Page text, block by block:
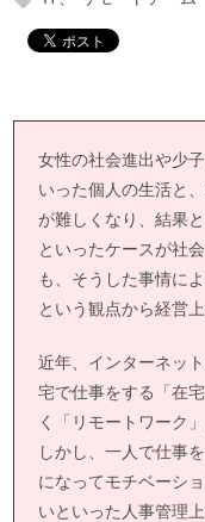
女性の社会進出や少
いった個人の生活と
が難しくなり、結果
といったケースが社
も、そうした事情に
という観点から経営
近年、インターネッ
宅で仕事をする「在
く「リモートワーク
しかし、一人で仕事
になってモチベーシ
いといった人事管理